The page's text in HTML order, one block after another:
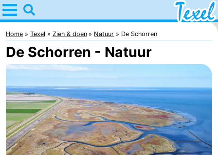
Home
Texel
Tips
kinderen
Dorpen
-
Den
-
Home Texel Zien & doen Natuur De Schorren
De Schorren - Natuur